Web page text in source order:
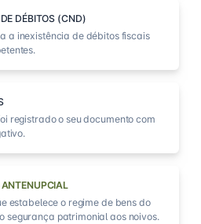
DÉBITOS (CND)
a inexistência de débitos fiscais
registrado o seu documento com
estabelece o regime de bens do
segurança patrimonial aos noivos.